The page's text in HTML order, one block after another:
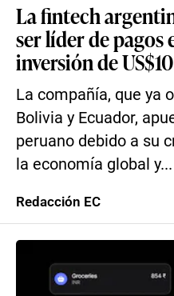
La fintech
ser líder de
inversión de
La compañía, que ya
Bolivia y Ecuador,
peruano debido a su
la economía global y...
Redacción EC